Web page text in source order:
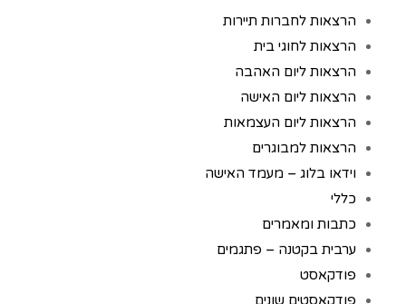
הרצאות לחברות תיירות
הרצאות לחוגי בית
הרצאות ליום האהבה
הרצאות ליום האישה
הרצאות ליום העצמאות
הרצאות למבוגרים
וידאו בלוג – מעמד האישה
כללי
כתבות ומאמרים
ערבית בקטנה – פתגמים
פודקאסט
פודקאסטים שונים